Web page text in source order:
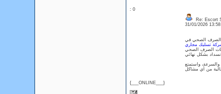
: 0
{___ONLINE___}
Re: Escort
31/01/2026
والصرف الصحي في
تسليك مجاري
الصرف الصحي
والسرعة، واستمتع